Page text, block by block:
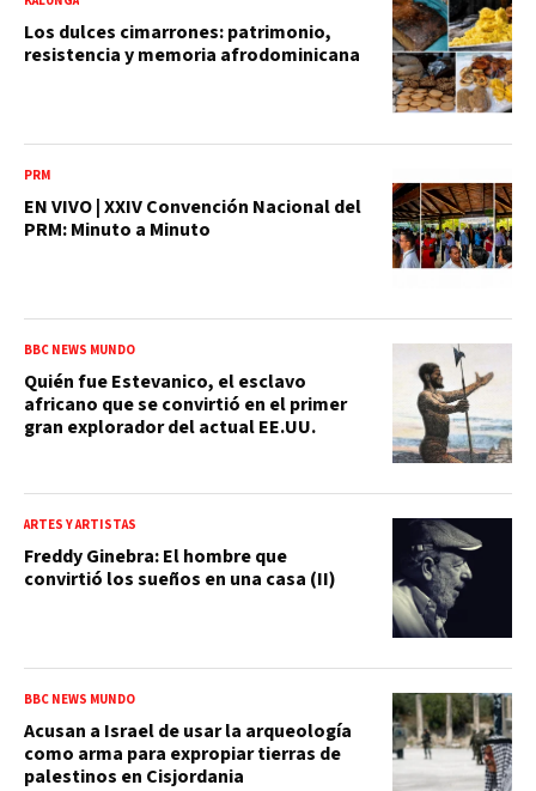
Los dulces cimarrones: patrimonio,
resistencia y memoria afrodominicana
PRM
EN VIVO | XXIV Convención Nacional del
PRM: Minuto a Minuto
BBC NEWS MUNDO
Quién fue Estevanico, el esclavo
africano que se convirtió en el primer
gran explorador del actual EE.UU.
ARTES Y ARTISTAS
Freddy Ginebra: El hombre que
convirtió los sueños en una casa (II)
BBC NEWS MUNDO
Acusan a Israel de usar la arqueología
como arma para expropiar tierras de
palestinos en Cisjordania